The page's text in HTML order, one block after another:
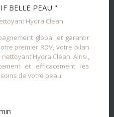
BELLE PEAU "
Hydra Clean.
global et garantir
premier RDV, votre bilan
Hydra Clean. Ainsi,
et efficacement les
de votre peau.